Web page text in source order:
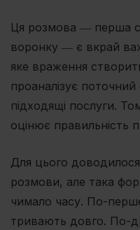
Ця розмова ― перша
воронку ― є вкрай
яке враження
проаналізує
підходящі послуги.
оцінює правильність
Для цього
розмови, але така
чимало часу. По-
тривають довго. По-